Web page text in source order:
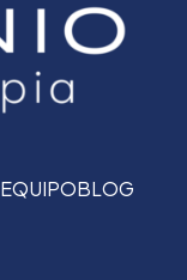
EQUIPOBLOG